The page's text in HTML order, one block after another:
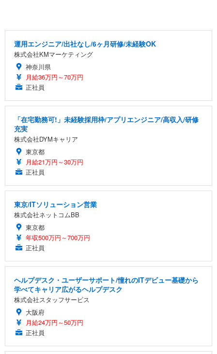
運用エンジニア/出社なし/6ヶ月研修/未経験OK
株式会社KMマーケティング
神奈川県
月給36万円～70万円
正社員
「在宅勤務可!」未経験採用枠/アプリエンジニア/高収入/研修
充実
株式会社DYMキャリア
東京都
月給21万円～30万円
正社員
東京/ITソリューション営業
株式会社ネットコムBB
東京都
年収500万円～700万円
正社員
ヘルプデスク・ユーザーサポート/憧れのITデビュー基礎から
学べてキャリア広がるヘルプデスク
株式会社スタッフサービス
大阪府
月給24万円～50万円
正社員